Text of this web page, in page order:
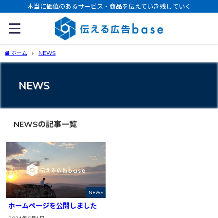
本当に価値のあるサービス・商品を伝えていき残していく
ホーム NEWS
NEWS
NEWSの記事一覧
NEWS
ホームページを公開しました